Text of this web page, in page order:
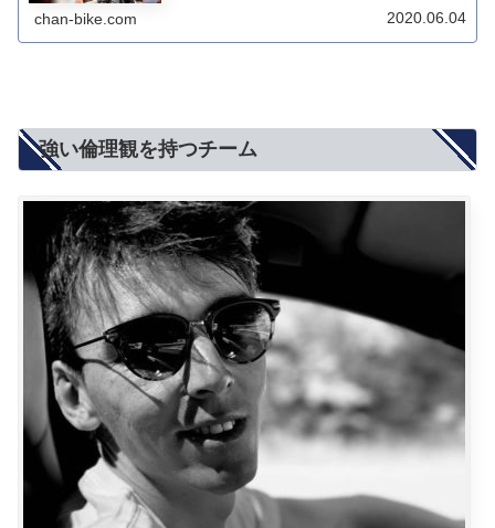
chan-bike.com 2020.06.04
強い倫理観を持つチーム